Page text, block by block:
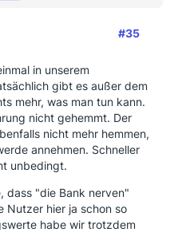
#35
in unserem
gibt es außer dem
mehr, was man tun kann.
nicht gehemmt. Der
nicht mehr hemmen,
annehmen. Schneller
unbedingt.
dass "die Bank nerven"
Nutzer hier ja schon so
habe wir trotzdem